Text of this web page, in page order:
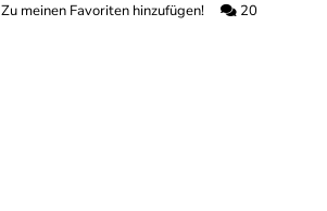
Zu meinen Favoriten hinzufügen! 20